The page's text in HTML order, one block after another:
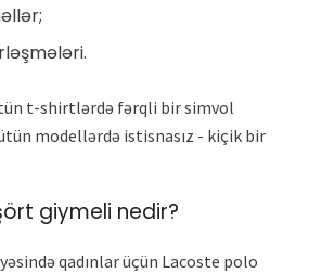
t-shirtlərdə fərqli bir simvol
modellərdə istisnasız - kiçik bir
giymeli nedir?
qadınlar üçün Lacoste polo